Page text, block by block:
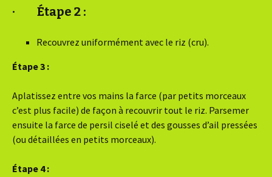
· Étape 2 :
Recouvrez uniformément avec le riz (cru).
Étape 3 :
Aplatissez entre vos mains la farce (par petits morceaux
c’est plus facile) de façon à recouvrir tout le riz. Parsemer
ensuite la farce de persil ciselé et des gousses d’ail pressées
(ou détaillées en petits morceaux).
Étape 4 :